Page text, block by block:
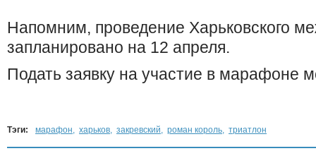
Напомним, проведение Харьковского
запланировано на 12 апреля.
Подать заявку на участие в марафоне
Тэги: марафон, харьков, закревский, роман король, триатлон